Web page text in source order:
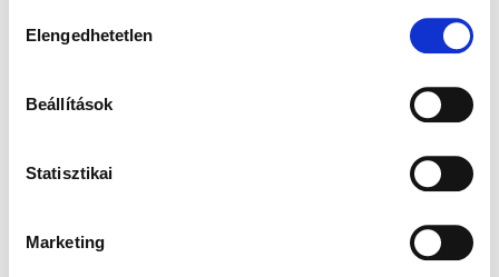
kiválasztása
Elengedhetetlen
Beállítások
Statisztikai
Marketing